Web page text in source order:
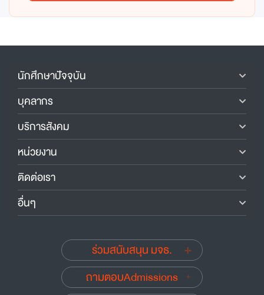
นักศึกษาปัจจุบัน
บุคลากร
บริการสังคม
หน่วยงาน
ติดต่อเรา
อื่นๆ
ร่วมสนับสนุน มจธ.
ถามตอบAdmissions